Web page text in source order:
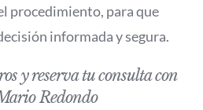
procedimiento, para que
informada y segura.
y reserva tu consulta con
Redondo